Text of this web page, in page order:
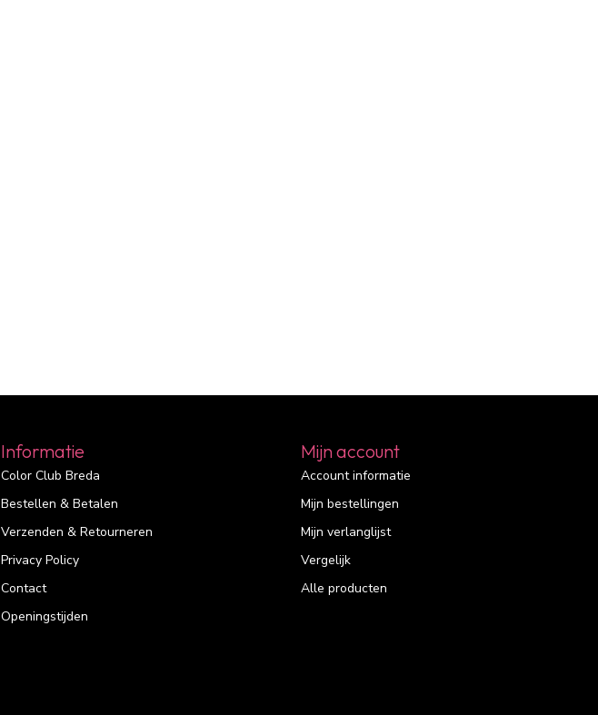
Informatie
Color Club Breda
Bestellen & Betalen
Verzenden & Retourneren
Privacy Policy
Contact
Openingstijden
Mijn account
Account informatie
Mijn bestellingen
Mijn verlanglijst
Vergelijk
Alle producten